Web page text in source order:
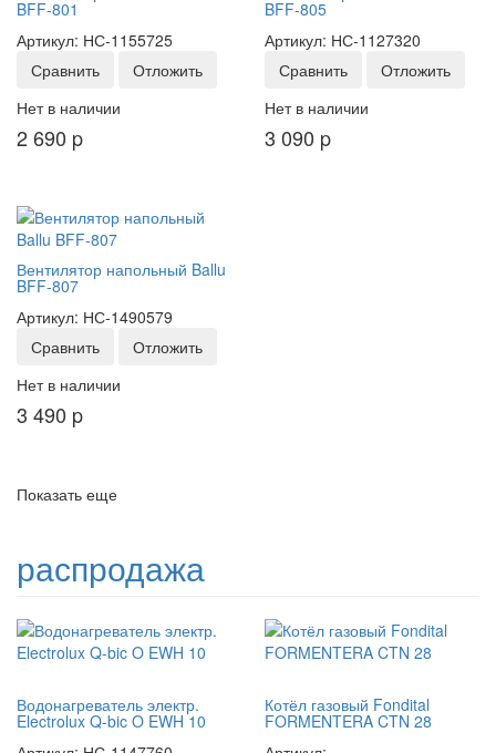
BFF-801
Артикул: НС-1155725
Сравнить
Отложить
Нет в наличии
2 690 p
BFF-805
Артикул: НС-1127320
Сравнить
Отложить
Нет в наличии
3 090 p
Вентилятор напольный Ballu
BFF-807
Артикул: НС-1490579
Сравнить
Отложить
Нет в наличии
3 490 p
Показать еще
распродажа
Водонагреватель электр.
Electrolux Q-bic O EWH 10
Котёл газовый Fondital
FORMENTERA CTN 28